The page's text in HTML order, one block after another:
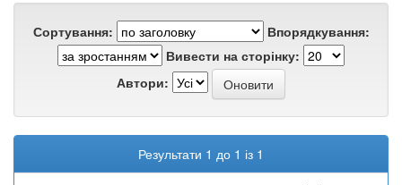
Сортування:
Впорядкування:
Вивести на сторінку:
Автори:
Результати 1 до 1 із 1